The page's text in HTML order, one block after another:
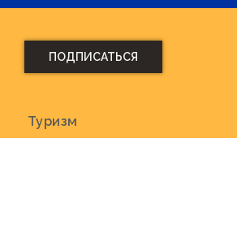
ПОДПИСАТЬСЯ
Туризм